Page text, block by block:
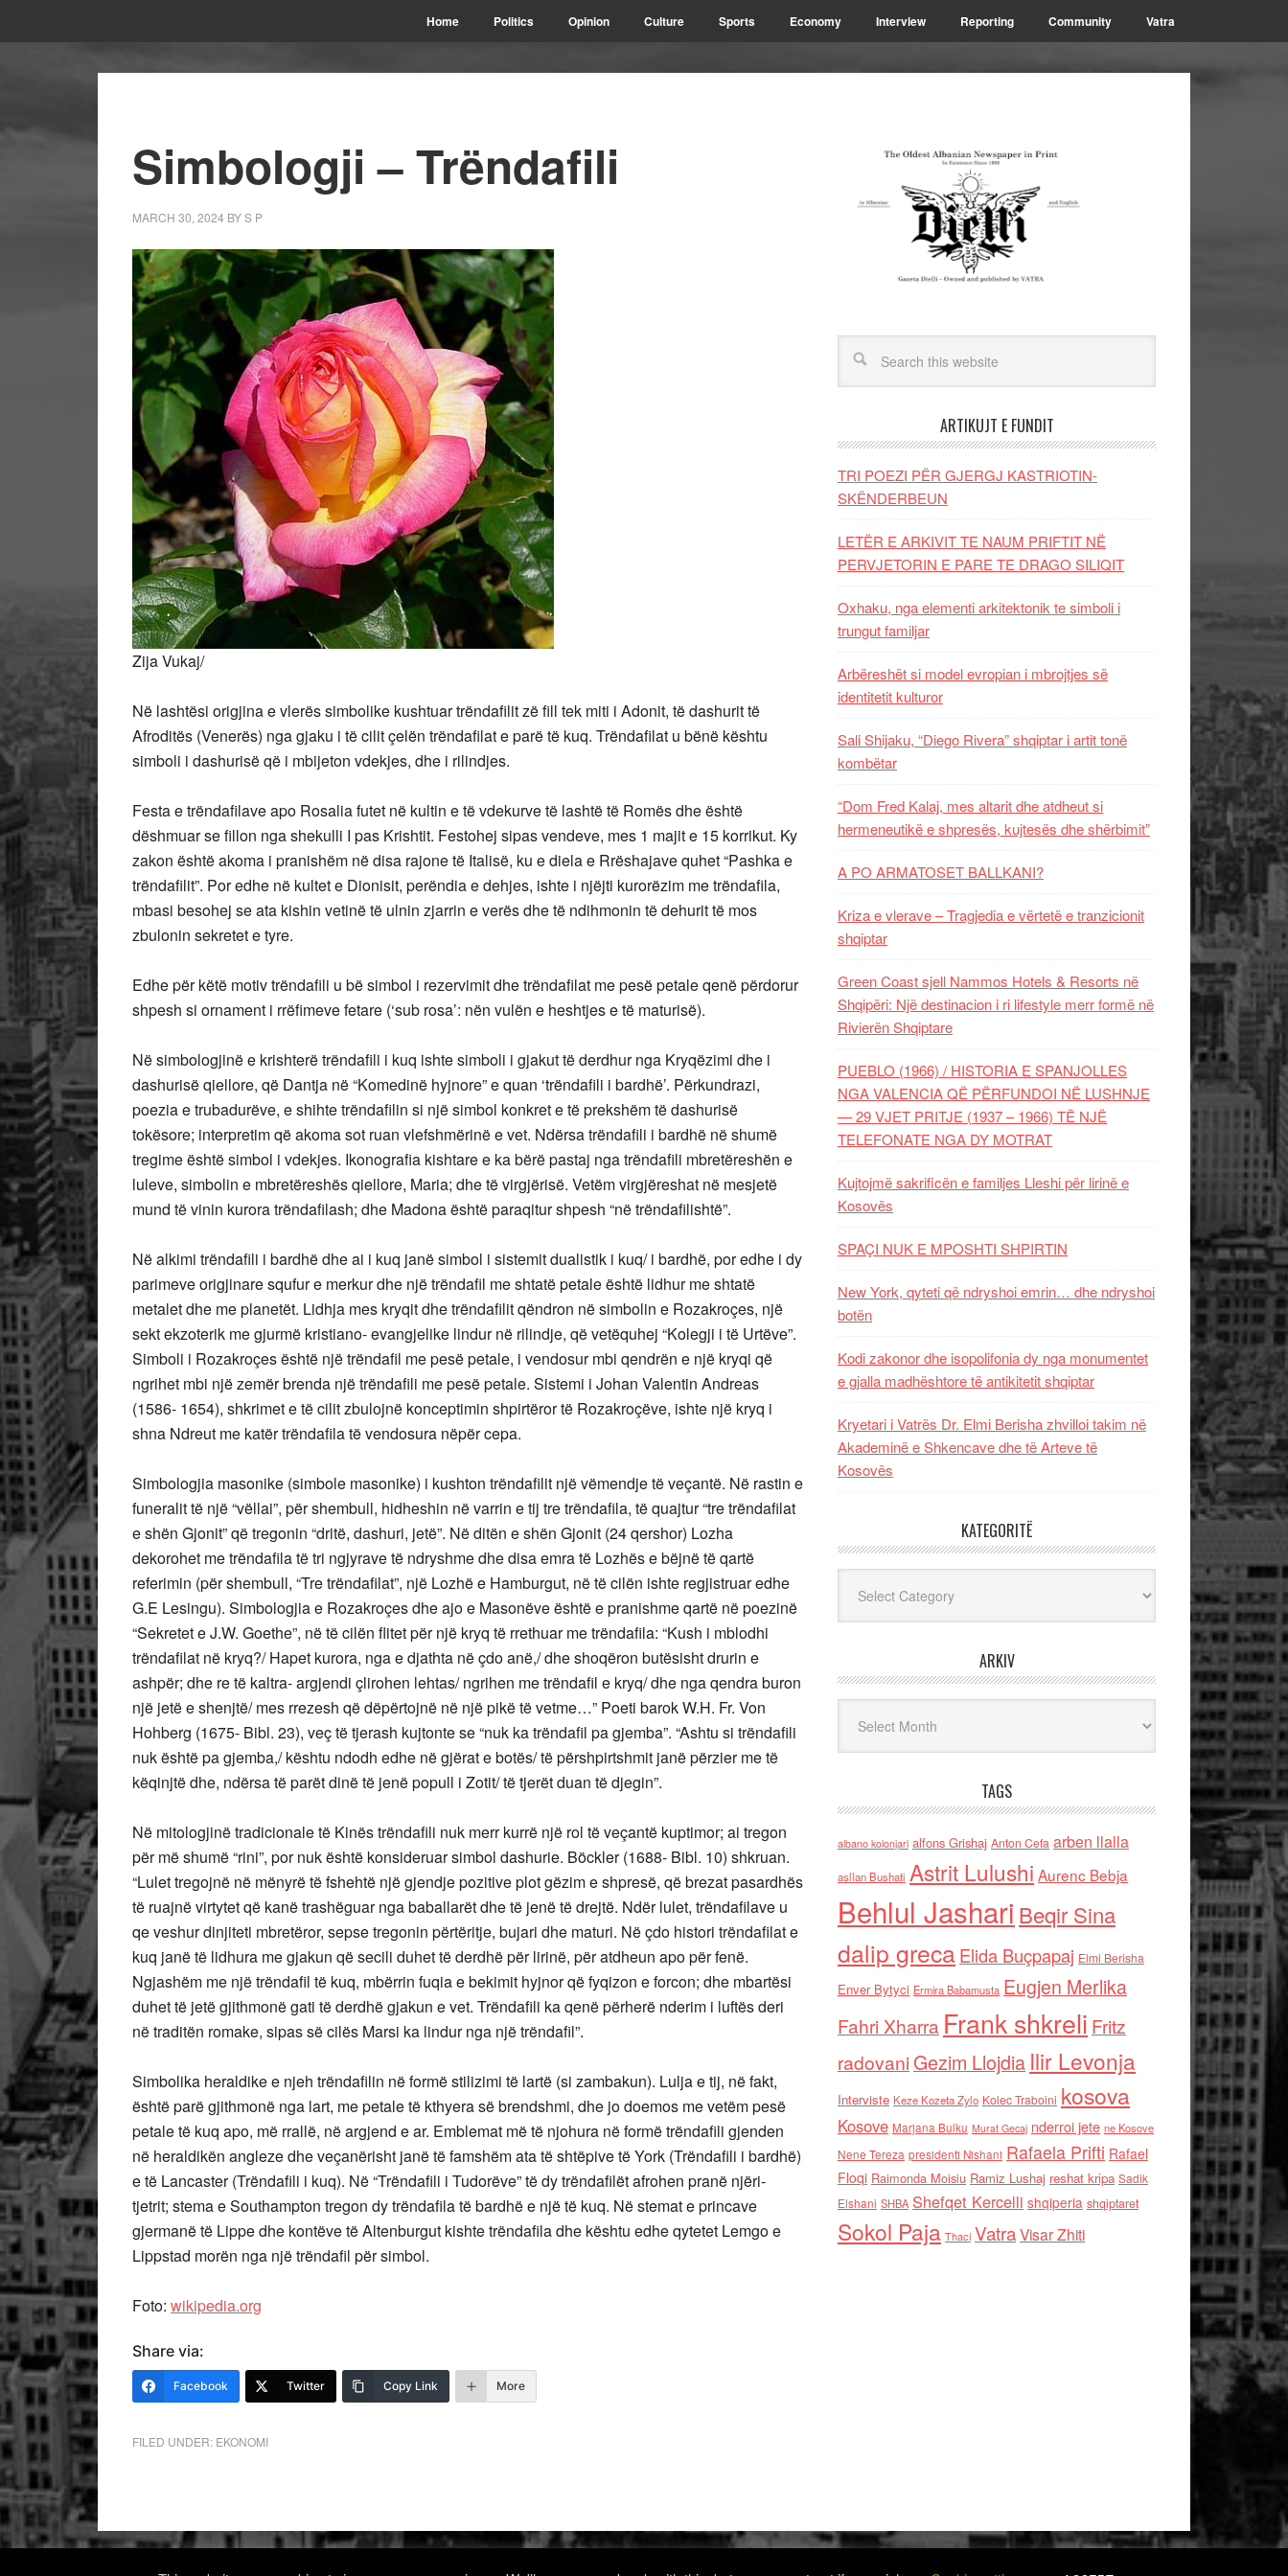
Home Politics Opinion Culture Sports Economy Interview Reporting Community Vatra
Simbologji – Trëndafili
MARCH 30, 2024 BYS P
Zija Vukaj/
Në lashtësi origjina e vlerës simbolike kushtuar trëndafilit zë fill tek miti i Adonit, të dashurit të
Afroditës (Venerës) nga gjaku i të cilit çelën trëndafilat e parë të kuq. Trëndafilat u bënë kështu
simboli i dashurisë që i mbijeton vdekjes, dhe i rilindjes.
Festa e trëndafilave apo Rosalia futet në kultin e të vdekurve të lashtë të Romës dhe është
dëshmuar se fillon nga shekulli I pas Krishtit. Festohej sipas vendeve, mes 1 majit e 15 korrikut. Ky
zakon është akoma i pranishëm në disa rajone të Italisë, ku e diela e Rrëshajave quhet “Pashka e
trëndafilit”. Por edhe në kultet e Dionisit, perëndia e dehjes, ishte i njëjti kurorëzim me trëndafila,
mbasi besohej se ata kishin vetinë të ulnin zjarrin e verës dhe të ndihmonin të dehurit të mos
zbulonin sekretet e tyre.
Edhe për këtë motiv trëndafili u bë simbol i rezervimit dhe trëndafilat me pesë petale qenë përdorur
shpesh si ornament i rrëfimeve fetare (‘sub rosa’: nën vulën e heshtjes e të maturisë).
Në simbologjinë e krishterë trëndafili i kuq ishte simboli i gjakut të derdhur nga Kryqëzimi dhe i
dashurisë qiellore, që Dantja në “Komedinë hyjnore” e quan ‘trëndafili i bardhë’. Përkundrazi,
poezia e trubadurëve, e shihte trëndafilin si një simbol konkret e të prekshëm të dashurisë
tokësore; interpretim që akoma sot ruan vlefshmërinë e vet. Ndërsa trëndafili i bardhë në shumë
tregime është simbol i vdekjes. Ikonografia kishtare e ka bërë pastaj nga trëndafili mbretëreshën e
luleve, simbolin e mbretëreshës qiellore, Maria; dhe të virgjërisë. Vetëm virgjëreshat në mesjetë
mund të vinin kurora trëndafilash; dhe Madona është paraqitur shpesh “në trëndafilishtë”.
Në alkimi trëndafili i bardhë dhe ai i kuq janë simbol i sistemit dualistik i kuq/ i bardhë, por edhe i dy
parimeve origjinare squfur e merkur dhe një trëndafil me shtatë petale është lidhur me shtatë
metalet dhe me planetët. Lidhja mes kryqit dhe trëndafilit qëndron në simbolin e Rozakroçes, një
sekt ekzoterik me gjurmë kristiano- evangjelike lindur në rilindje, që vetëquhej “Kolegji i të Urtëve”.
Simboli i Rozakroçes është një trëndafil me pesë petale, i vendosur mbi qendrën e një kryqi që
ngrihet mbi një zemër brenda një trëndafili me pesë petale. Sistemi i Johan Valentin Andreas
(1586- 1654), shkrimet e të cilit zbulojnë konceptimin shpirtëror të Rozakroçëve, ishte një kryq i
shna Ndreut me katër trëndafila të vendosura nëpër cepa.
Simbologjia masonike (simbole masonike) i kushton trëndafilit një vëmendje të veçantë. Në rastin e
funeralit të një “vëllai”, për shembull, hidheshin në varrin e tij tre trëndafila, të quajtur “tre trëndafilat
e shën Gjonit” që tregonin “dritë, dashuri, jetë”. Në ditën e shën Gjonit (24 qershor) Lozha
dekorohet me trëndafila të tri ngjyrave të ndryshme dhe disa emra të Lozhës e bëjnë të qartë
referimin (për shembull, “Tre trëndafilat”, një Lozhë e Hamburgut, në të cilën ishte regjistruar edhe
G.E Lesingu). Simbologjia e Rozakroçes dhe ajo e Masonëve është e pranishme qartë në poezinë
“Sekretet e J.W. Goethe”, në të cilën flitet për një kryq të rrethuar me trëndafila: “Kush i mblodhi
trëndafilat në kryq?/ Hapet kurora, nga e djathta në çdo anë,/ dhe shoqëron butësisht drurin e
ashpër; dhe re të kaltra- argjendi çlirohen lehtas/ ngrihen me trëndafil e kryq/ dhe nga qendra buron
një jetë e shenjtë/ mes rrezesh që dëpërtojnë në një pikë të vetme…” Poeti barok W.H. Fr. Von
Hohberg (1675- Bibl. 23), veç të tjerash kujtonte se “nuk ka trëndafil pa gjemba”. “Ashtu si trëndafili
nuk është pa gjemba,/ kështu ndodh edhe në gjërat e botës/ të përshpirtshmit janë përzier me të
këqinjtë dhe, ndërsa të parët dinë të jenë popull i Zotit/ të tjerët duan të djegin”.
Në mitologjinë tradicionale të Kinës trëndafili nuk merr kurrë një rol të veçantë kuptimor; ai tregon
për më shumë “rini”, por nuk është konsideruar simbol dashurie. Böckler (1688- Bibl. 10) shkruan.
“Lulet tregojnë në mënyrë të fshehtë një gjendje pozitive plot gëzim e shpresë, që brezat pasardhës
të ruajnë virtytet që kanë trashëguar nga baballarët dhe të jenë të drejtë. Ndër lulet, trëndafilave u
qe veshur dinjiteti mbretëror, sepse tregonin përtëritje, bujari dhe maturi. Në çdo histori trëndafilat e
kuq janë të lidhura me gjakun që secili duhet të derdhë për lirinë, për atdheun apo për fenë.
Ngjashëm me një trëndafil të kuq, mbërrin fuqia e bekimit hyjnor që fyqizon e forcon; dhe mbartësi
duhet të jetë gjithmonë gati të derdhë gjakun e vet. Trëndafili ka qenë përherë nderim i luftës deri
në traditën romake, sipas së cilës Marsi ka lindur nga një trëndafil”.
Simbolika heraldike e njeh trëndafilin në formë stilizimi të lartë (si zambakun). Lulja e tij, në fakt,
është parë gjithmonë nga lart, me petale të kthyera së brendshmi, dhe jo doemos me vetëm pesë
petale të kuq apo, më rrallë, në argjend e ar. Emblemat më të njohura në formë trëndafili gjenden
në heraldikën angleze dhe veçanërisht janë të famshëm ata të shtëpive të York (Trëndafili i bardhë)
e të Lancaster (Trëndafili i kuq). Në “Trëndafili i Tudorëve” të dy trëndafilët afrohen pranë njëri-
tjetrit; stema e Southampton tregon dy trëndafila të bardhë e një të kuq. Në stemat e princave
gjermanë të Lippe dhe kontëve të Altenburgut kishte trëndafila dhe kështu edhe qytetet Lemgo e
Lippstad morën nga një trëndafil për simbol.
Foto: wikipedia.org
Share via:
Facebook Twitter Copy Link More
FILED UNDER: EKONOMI
ARTIKUJT E FUNDIT
TRI POEZI PËR GJERGJ KASTRIOTIN-
SKËNDERBEUN
LETËR E ARKIVIT TE NAUM PRIFTIT NË
PERVJETORIN E PARE TE DRAGO SILIQIT
Oxhaku, nga elementi arkitektonik te simboli i
trungut familjar
Arbëreshët si model evropian i mbrojtjes së
identitetit kulturor
Sali Shijaku, “Diego Rivera” shqiptar i artit tonë
kombëtar
“Dom Fred Kalaj, mes altarit dhe atdheut si
hermeneutikë e shpresës, kujtesës dhe shërbimit”
A PO ARMATOSET BALLKANI?
Kriza e vlerave – Tragjedia e vërtetë e tranzicionit
shqiptar
Green Coast sjell Nammos Hotels & Resorts në
Shqipëri: Një destinacion i ri lifestyle merr formë në
Rivierën Shqiptare
PUEBLO (1966) / HISTORIA E SPANJOLLES
NGA VALENCIA QË PËRFUNDOI NË LUSHNJE
— 29 VJET PRITJE (1937 – 1966) TË NJË
TELEFONATE NGA DY MOTRAT
Kujtojmë sakrificën e familjes Lleshi për lirinë e
Kosovës
SPAÇI NUK E MPOSHTI SHPIRTIN
New York, qyteti që ndryshoi emrin… dhe ndryshoi
botën
Kodi zakonor dhe isopolifonia dy nga monumentet
e gjalla madhështore të antikitetit shqiptar
Kryetari i Vatrës Dr. Elmi Berisha zhvilloi takim në
Akademinë e Shkencave dhe të Arteve të
Kosovës
KATEGORITË
ARKIV
TAGS
albano kolonjari alfons Grishaj Anton Cefa arben llalla
asllan Bushati Astrit Lulushi Aurenc Bebja
Behlul Jashari Beqir Sina
dalip grecaElida Buçpapaj Elmi Berisha
Enver Bytyci Ermira Babamusta Eugjen Merlika
Fahri Xharra Frank shkreli Fritz
radovaniGezim Llojdia Ilir Levonja
Interviste Keze Kozeta Zylo Kolec Traboini kosova
Kosove Marjana Bulku Murat Gecaj nderroi jete ne Kosove
Nene Tereza presidenti Nishani Rafaela Prifti Rafael
Floqi Raimonda Moisiu Ramiz Lushaj reshat kripa Sadik
Elshani SHBA Shefqet Kercelli shqiperia shqiptaret
Sokol Paja Thaci VatraVisar Zhiti